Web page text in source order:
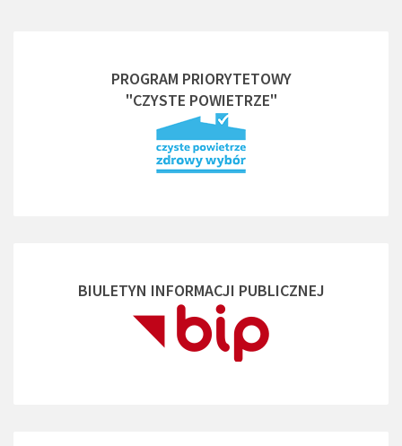
PROGRAM PRIORYTETOWY
"CZYSTE POWIETRZE"
BIULETYN INFORMACJI PUBLICZNEJ